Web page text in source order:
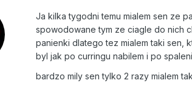
Ja kilka tygodni temu mialem sen ze
spowodowane tym ze ciagle do nich
panienki dlatego tez mialem taki sen,
byl jak po curringu nabilem i po
bardzo mily sen tylko 2 razy mialem